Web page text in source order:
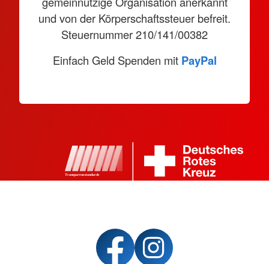
und von der Körperschaftssteuer befreit.
Steuernummer 210/141/00382
Einfach Geld Spenden mit PayPal